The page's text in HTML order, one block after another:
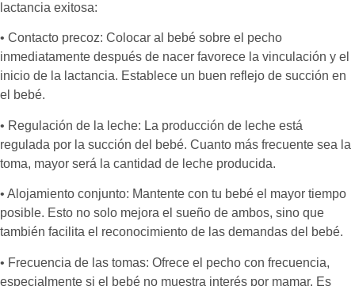
lactancia exitosa:
• Contacto precoz: Colocar al bebé sobre el pecho
inmediatamente después de nacer favorece la vinculación y el
inicio de la lactancia. Establece un buen reflejo de succión en
el bebé.
• Regulación de la leche: La producción de leche está
regulada por la succión del bebé. Cuanto más frecuente sea la
toma, mayor será la cantidad de leche producida.
• Alojamiento conjunto: Mantente con tu bebé el mayor tiempo
posible. Esto no solo mejora el sueño de ambos, sino que
también facilita el reconocimiento de las demandas del bebé.
• Frecuencia de las tomas: Ofrece el pecho con frecuencia,
especialmente si el bebé no muestra interés por mamar. Es